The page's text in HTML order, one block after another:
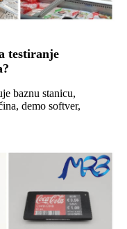
testiranje
baznu stanicu,
demo softver,